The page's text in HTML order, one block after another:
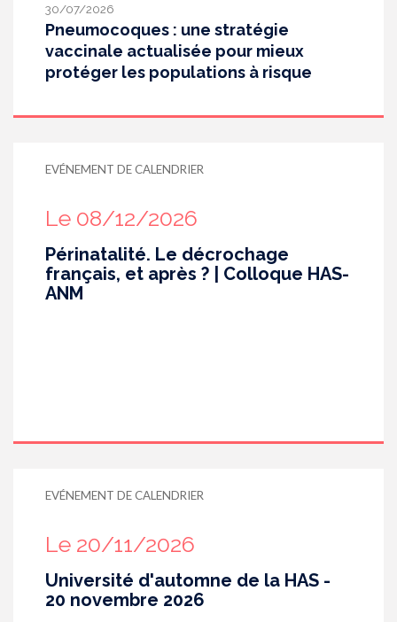
30/07/2026
Pneumocoques : une stratégie
vaccinale actualisée pour mieux
protéger les populations à risque
EVÉNEMENT DE CALENDRIER
Le 08/12/2026
Périnatalité. Le décrochage
français, et après ? | Colloque HAS-
ANM
EVÉNEMENT DE CALENDRIER
Le 20/11/2026
Université d'automne de la HAS -
20 novembre 2026